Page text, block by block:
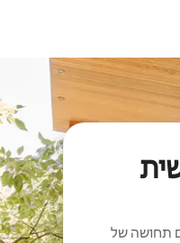
תחושה של